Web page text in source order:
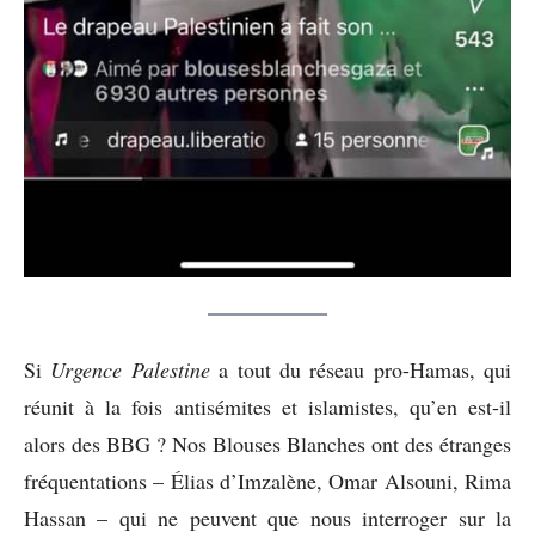
Si Urgence Palestinea tout du réseau pro-Hamas, qui
réunit à la fois antisémites et islamistes, qu’en est-il
alors des BBG ? Nos Blouses Blanches ont des étranges
fréquentations – Élias d’Imzalène, Omar Alsouni, Rima
Hassan – qui ne peuvent que nous interroger sur la